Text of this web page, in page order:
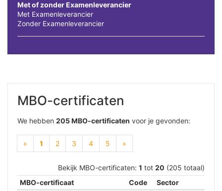
Met of zonder Examenleverancier
Met Examenleverancier
Zonder Examenleverancier
MBO-certificaten
We hebben 205 MBO-certificaten voor je gevonden:
« 1 (current)
2 3 4 5 »
Bekijk MBO-certificaten: 1 tot 20 (205 totaal)
MBO-certificaat
Code
Sector